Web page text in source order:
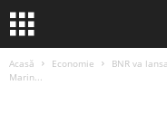
Acasă Economie
BNR va
Marin...